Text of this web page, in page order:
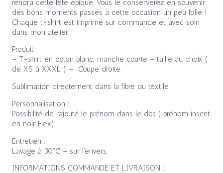
rendra cette fête épique. Vous le conserverez en souvenir
des bons moments passés à cette occasion un peu folle !
Chaque t-shirt est imprimé sur commande et avec soin
dans mon atelier.
Produit :
– T-shirt en coton blanc, manche courte – taille au choix (
de XS à XXXL ) – Coupe droite.
Sublimation directement dans la fibre du textile
Personnalisation :
Possibilité de rajouté le prénom dans le dos ( prénom inscrit
en noir Flex)
Entretien :
Lavage à 30°C – sur l’envers
INFORMATIONS COMMANDE ET LIVRAISON :